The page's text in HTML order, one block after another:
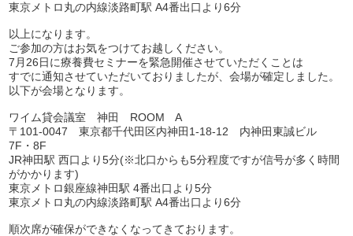
資料請求は
こちら
開業前の方に！個別無料コンサル実施中
東京メトロ丸の内線淡路町駅 A4番出口より6分
以上になります。
ご参加の方はお気をつけてお越しください。
7月26日に療養費セミナーを緊急開催させていただくことは
すでに通知させていただいておりましたが、会場が確定しました。
以下が会場となります。
ワイム貸会議室 神田 ROOM A
〒101-0047 東京都千代田区内神田1-18-12 内神田東誠ビル
7F・8F
JR神田駅 西口より5分(※北口からも5分程度ですが信号が多く時間
がかかります)
東京メトロ銀座線神田駅 4番出口より5分
東京メトロ丸の内線淡路町駅 A4番出口より6分
順次席が確保ができなくなってきております。